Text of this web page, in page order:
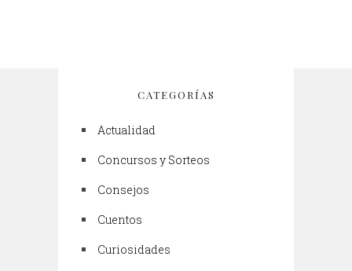
CATEGORÍAS
Actualidad
Concursos y Sorteos
Consejos
Cuentos
Curiosidades